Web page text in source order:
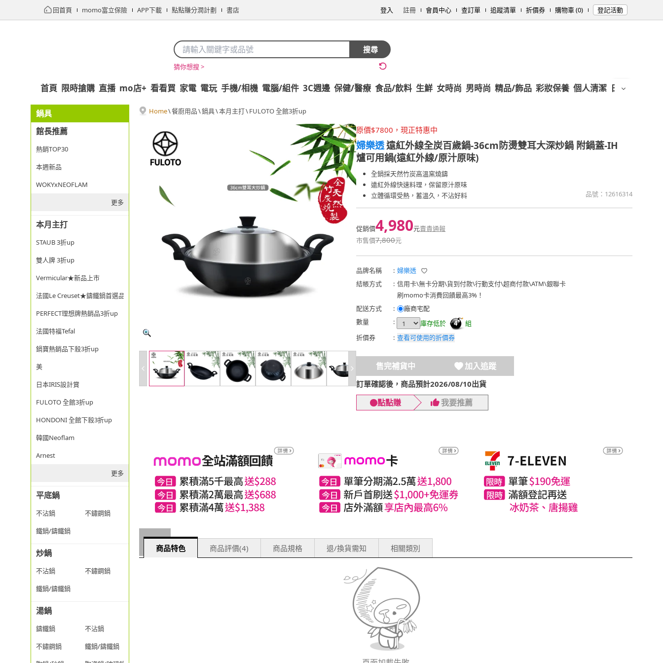
回首頁 momo富立保險 APP下載 點點賺分潤計劃 書店 登入 註冊 會員中心 查訂單 追蹤清單 折價券 購物車 (0) 登記活動
搜尋
猜你想搜 >
首頁 限時搶購 直播 mo店+ 看看買 家電 電玩 手機/相機 電腦/組件 3C週邊 保健/醫療 食品/飲料 生鮮 女時尚 男時尚 精品/飾品 彩妝保養 個人清潔 日用/紙品
鍋具
館長推薦
熱銷TOP30
本週新品
WOKYxNEOFLAM
更多
本月主打
STAUB 3折up
雙人牌 3折up
Vermicular★新品上市
法國Le Creuset★鑄鐵鍋首選品牌
PERFECT理想牌熱銷品3折up
法國特福Tefal
鍋寶熱銷品下殺3折up
美
日本IRIS設計賞
FULOTO 全館3折up
HONDONI 全館下殺3折up
韓國Neoflam
Arnest
更多
平底鍋
不沾鍋
不鏽鋼鍋
鐵鍋/鑄鐵鍋
炒鍋
不沾鍋
不鏽鋼鍋
鐵鍋/鑄鐵鍋
湯鍋
鑄鐵鍋
不沾鍋
不鏽鋼鍋
鐵鍋/鑄鐵鍋
Home\餐廚用品\鍋具\本月主打\FULOTO 全館3折up
原價$7800，現正特惠中
婦樂透遠紅外線全炭百歲鍋-36cm防燙雙耳大深炒鍋 附鍋蓋-IH
爐可用鍋(遠紅外線/原汁原味)
全鍋採天然竹炭高溫窯燒鑄
遠紅外線快速料理，保留原汁原味
立體循環受熱，蓄溫久，不沾好料
品號： 12616314
促銷價4,980元賣貴通報
市售價7,800元
品牌名稱 : 婦樂透
結帳方式
: 信用卡\無卡分期\貨到付款\行動支付\超商付款\ATM\銀聯卡
刷momo卡消費回饋最高3%！
配送方式
:
廠商宅配
數量
: 庫存低於 4
組
折價券
: 查看可使用的折價券
售完補貨中 加入追蹤
訂單確認後，商品預計2026/08/10出貨
點點賺 我要推薦
商品特色 商品評價(4) 商品規格 退/換貨需知 相關類別